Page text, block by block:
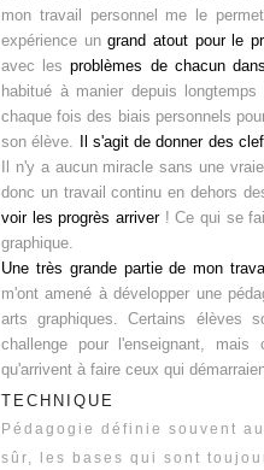
mon travail personnel me le
expérience ungrand atout pour le
avec lesproblèmes de chacun
habitué à manier depuis
chaque fois des biais personnels
son élève.
Il s'agit de donner des
Il n'y a aucun miracle sans une
donc un travail continu en dehors
voir les progrès arriver! Ce qui se
graphique.
Une très grande partie de mon
m'ont amené à développer une
arts graphiques. Certains élèves
challenge pour l'enseignant,
qu'arrivent à faire ceux qui
TECHNIQUE
Pédagogie définie souvent
sûr, les bases qui sont